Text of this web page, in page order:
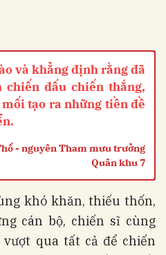
và khẳng định rằng đã
chiến đấu chiến thắng,
tạo ra những tiền đề
- nguyên Tham mưu trưởng
Quân khu 7
khó khăn, thiếu thốn,
cán bộ, chiến sĩ cùng
qua tất cả để chiến